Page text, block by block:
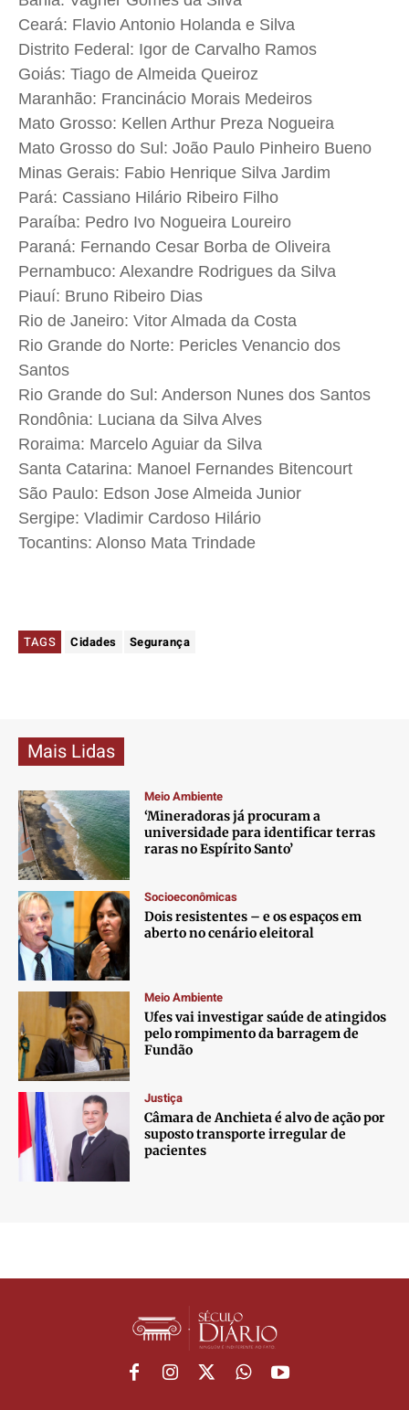
Ceará: Flavio Antonio Holanda e Silva
Distrito Federal: Igor de Carvalho Ramos
Goiás: Tiago de Almeida Queiroz
Maranhão: Francinácio Morais Medeiros
Mato Grosso: Kellen Arthur Preza Nogueira
Mato Grosso do Sul: João Paulo Pinheiro Bueno
Minas Gerais: Fabio Henrique Silva Jardim
Pará: Cassiano Hilário Ribeiro Filho
Paraíba: Pedro Ivo Nogueira Loureiro
Paraná: Fernando Cesar Borba de Oliveira
Pernambuco: Alexandre Rodrigues da Silva
Piauí: Bruno Ribeiro Dias
Rio de Janeiro: Vitor Almada da Costa
Rio Grande do Norte: Pericles Venancio dos
Santos
Rio Grande do Sul: Anderson Nunes dos Santos
Rondônia: Luciana da Silva Alves
Roraima: Marcelo Aguiar da Silva
Santa Catarina: Manoel Fernandes Bitencourt
São Paulo: Edson Jose Almeida Junior
Sergipe: Vladimir Cardoso Hilário
Tocantins: Alonso Mata Trindade
TAGS Cidades Segurança
Mais Lidas
Meio Ambiente
‘Mineradoras já procuram a
universidade para identificar terras
raras no Espírito Santo’
Socioeconômicas
Dois resistentes – e os espaços em
aberto no cenário eleitoral
Meio Ambiente
Ufes vai investigar saúde de atingidos
pelo rompimento da barragem de
Fundão
Justiça
Câmara de Anchieta é alvo de ação por
suposto transporte irregular de
pacientes